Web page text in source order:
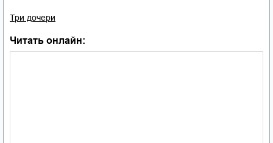
Три дочери
Читать онлайн: